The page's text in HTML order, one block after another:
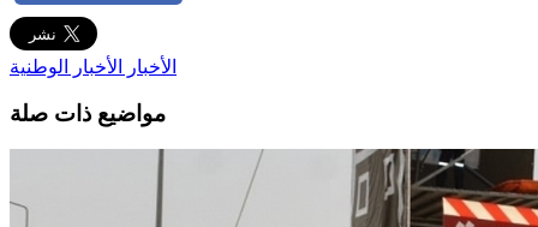
الأخبار الأخبار الوطنية
مواضيع ذات صلة